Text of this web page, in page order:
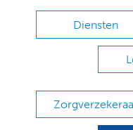
Diensten